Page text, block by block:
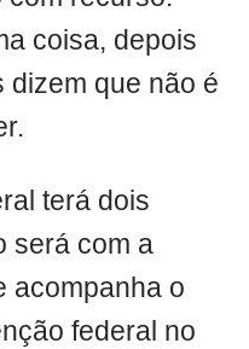
coisa, depois
dizem que não é
terá dois
será com a
acompanha o
federal no